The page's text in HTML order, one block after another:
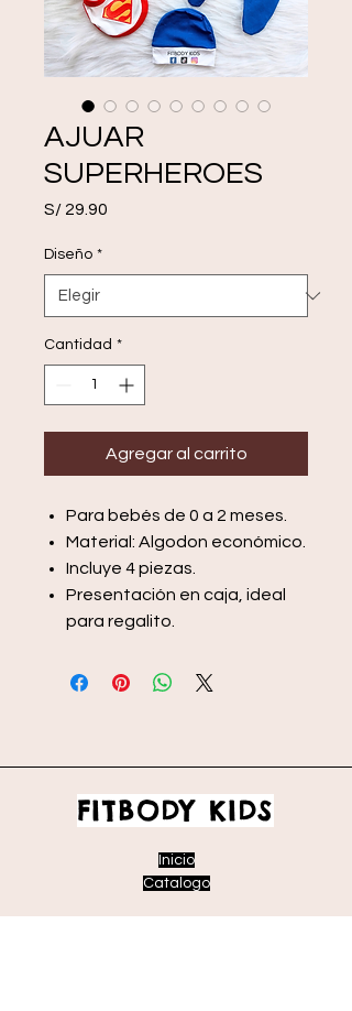
AJUAR
SUPERHEROES
S/ 29.90
Diseño *
Cantidad *
Agregar al carrito
Para bebés de 0 a 2 meses.
Material: Algodon económico.
Incluye 4 piezas.
Presentación en caja, ideal
para regalito.
FITBODY KIDS
Inicio
Catalogo